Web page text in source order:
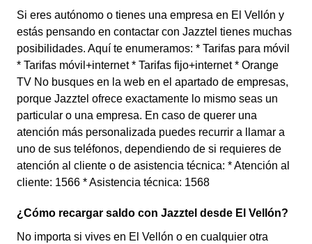
Si eres autónomo o tienes una empresa en El Vellón y
estás pensando en contactar con Jazztel tienes muchas
posibilidades. Aquí te enumeramos: * Tarifas para móvil
* Tarifas móvil+internet * Tarifas fijo+internet * Orange
TV No busques en la web en el apartado de empresas,
porque Jazztel ofrece exactamente lo mismo seas un
particular o una empresa. En caso de querer una
atención más personalizada puedes recurrir a llamar a
uno de sus teléfonos, dependiendo de si requieres de
atención al cliente o de asistencia técnica: * Atención al
cliente: 1566 * Asistencia técnica: 1568
¿Cómo recargar saldo con Jazztel desde El Vellón?
No importa si vives en El Vellón o en cualquier otra